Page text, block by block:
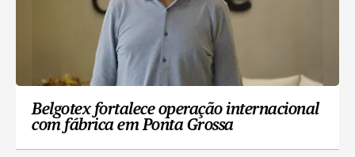
Belgotex fortalece operação internacional
com fábrica em Ponta Grossa